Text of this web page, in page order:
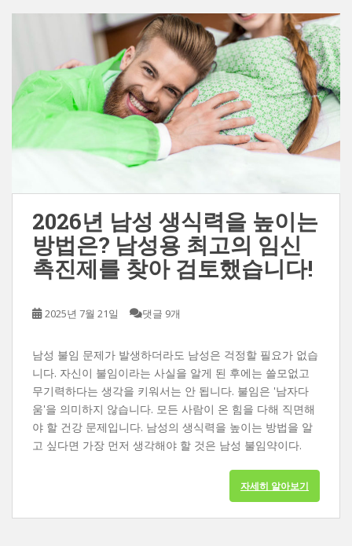
2026년 남성 생식력을 높이는
방법은? 남성용 최고의 임신
촉진제를 찾아 검토했습니다!
2025년 7월 21일 댓글 9개
남성 불임 문제가 발생하더라도 남성은 걱정할 필요가 없습
니다. 자신이 불임이라는 사실을 알게 된 후에는 쓸모없고
무기력하다는 생각을 키워서는 안 됩니다. 불임은 '남자다
움'을 의미하지 않습니다. 모든 사람이 온 힘을 다해 직면해
야 할 건강 문제입니다. 남성의 생식력을 높이는 방법을 알
고 싶다면 가장 먼저 생각해야 할 것은 남성 불임약이다.
자세히 알아보기